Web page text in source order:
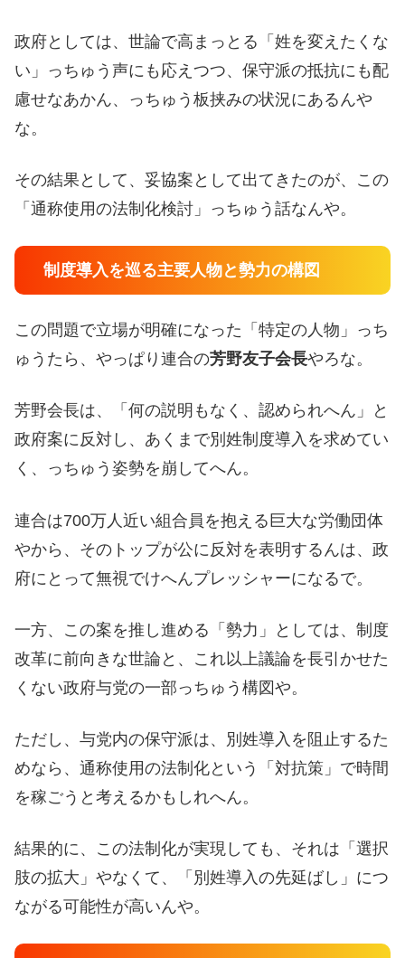
政府としては、世論で高まっとる「姓を変えたくな
い」っちゅう声にも応えつつ、保守派の抵抗にも配
慮せなあかん、っちゅう板挟みの状況にあるんや
な。
その結果として、妥協案として出てきたのが、この
「通称使用の法制化検討」っちゅう話なんや。
制度導入を巡る主要人物と勢力の構図
この問題で立場が明確になった「特定の人物」っち
ゅうたら、やっぱり連合の芳野友子会長やろな。
芳野会長は、「何の説明もなく、認められへん」と
政府案に反対し、あくまで別姓制度導入を求めてい
く、っちゅう姿勢を崩してへん。
連合は700万人近い組合員を抱える巨大な労働団体
やから、そのトップが公に反対を表明するんは、政
府にとって無視でけへんプレッシャーになるで。
一方、この案を推し進める「勢力」としては、制度
改革に前向きな世論と、これ以上議論を長引かせた
くない政府与党の一部っちゅう構図や。
ただし、与党内の保守派は、別姓導入を阻止するた
めなら、通称使用の法制化という「対抗策」で時間
を稼ごうと考えるかもしれへん。
結果的に、この法制化が実現しても、それは「選択
肢の拡大」やなくて、「別姓導入の先延ばし」につ
ながる可能性が高いんや。